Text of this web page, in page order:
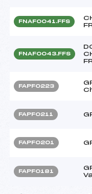
FNAF0041.FFS
FNAF0043.FFS
FAPF0223
FAPF0211
FAPF0201
FAPF0181